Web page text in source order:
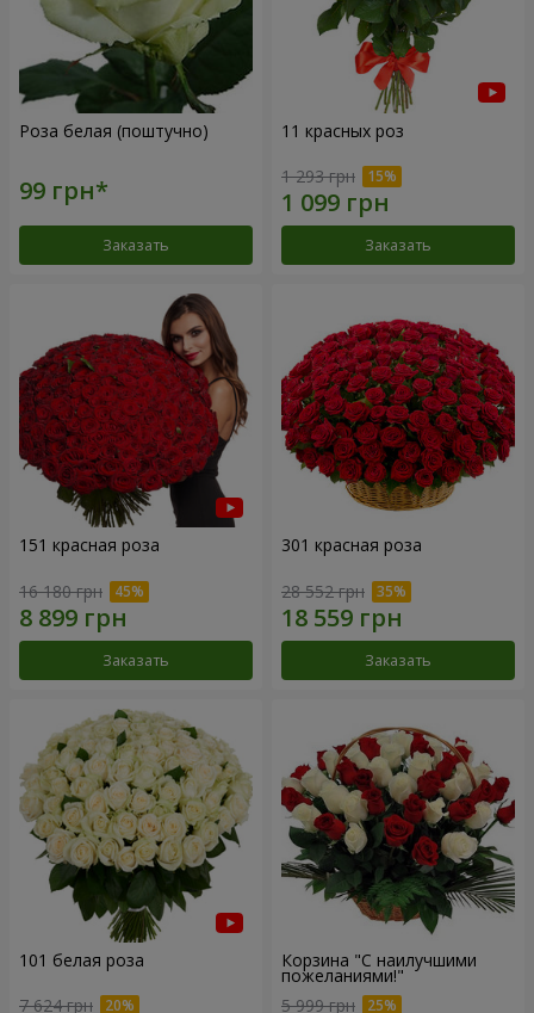
Роза белая (поштучно)
Заказать
11 красных роз
1 293 грн
Заказать
151 красная роза
16 180 грн
Заказать
301 красная роза
28 552 грн
Заказать
101 белая роза
7 624 грн
Корзина "С наилучшими
пожеланиями!"
5 999 грн